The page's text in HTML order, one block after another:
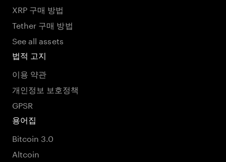
XRP 구매 방법
Tether 구매 방법
See all assets
법적 고지
이용 약관
개인정보 보호정책
GPSR
용어집
Bitcoin 3.0
Altcoin